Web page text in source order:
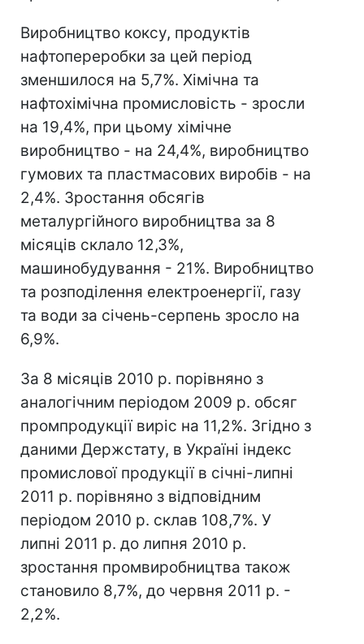
Виробництво коксу, продуктів
нафтопереробки за цей період
зменшилося на 5,7%. Хімічна та
нафтохімічна промисловість - зросли
на 19,4%, при цьому хімічне
виробництво - на 24,4%, виробництво
гумових та пластмасових виробів - на
2,4%. Зростання обсягів
металургійного виробництва за 8
місяців склало 12,3%,
машинобудування - 21%. Виробництво
та розподілення електроенергії, газу
та води за січень-серпень зросло на
6,9%.
За 8 місяців 2010 р. порівняно з
аналогічним періодом 2009 р. обсяг
промпродукції виріс на 11,2%. Згідно з
даними Держстату, в Україні індекс
промислової продукції в січні-липні
2011 р. порівняно з відповідним
періодом 2010 р. склав 108,7%. У
липні 2011 р. до липня 2010 р.
зростання промвиробництва також
становило 8,7%, до червня 2011 р. -
2,2%.